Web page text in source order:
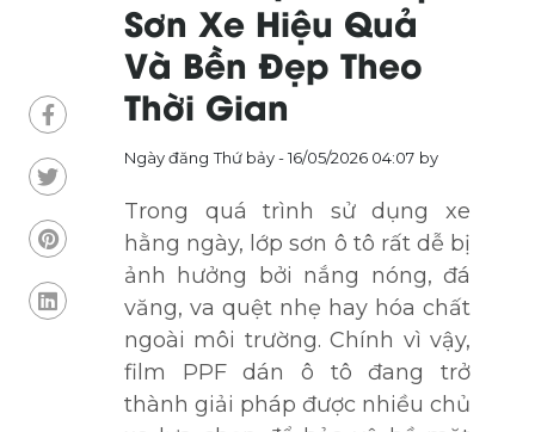
Sơn Xe Hiệu Quả
Và Bền Đẹp Theo
Thời Gian
Ngày đăng Thứ bảy - 16/05/2026 04:07 by
Trong quá trình sử dụng xe
hằng ngày, lớp sơn ô tô rất dễ bị
ảnh hưởng bởi nắng nóng, đá
văng, va quệt nhẹ hay hóa chất
ngoài môi trường. Chính vì vậy,
film PPF dán ô tô đang trở
thành giải pháp được nhiều chủ